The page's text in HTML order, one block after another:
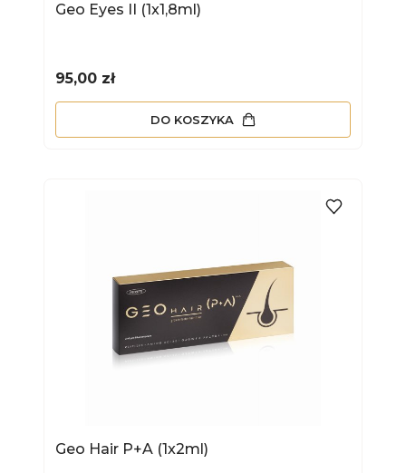
Geo Eyes II (1x1,8ml)
Cena
95,00 zł
DO KOSZYKA
Geo Hair P+A (1x2ml)